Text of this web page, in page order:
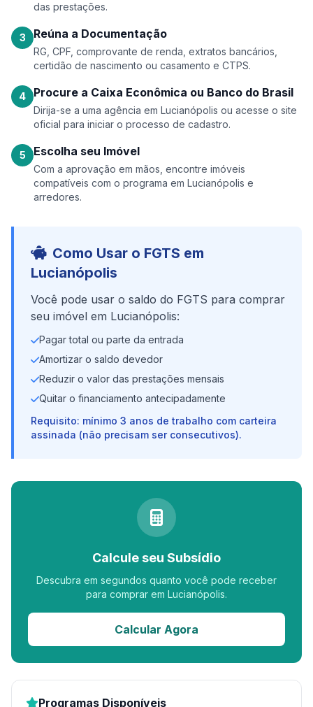
das prestações.
3 Reúna a Documentação
RG, CPF, comprovante de renda, extratos bancários,
certidão de nascimento ou casamento e CTPS.
4 Procure a Caixa Econômica ou Banco do Brasil
Dirija-se a uma agência em Lucianópolis ou acesse o site
oficial para iniciar o processo de cadastro.
5 Escolha seu Imóvel
Com a aprovação em mãos, encontre imóveis
compatíveis com o programa em Lucianópolis e
arredores.
Como Usar o FGTS em
Lucianópolis
Você pode usar o saldo do FGTS para comprar
seu imóvel em Lucianópolis:
Pagar total ou parte da entrada
Amortizar o saldo devedor
Reduzir o valor das prestações mensais
Quitar o financiamento antecipadamente
Requisito: mínimo 3 anos de trabalho com carteira
assinada (não precisam ser consecutivos).
Calcule seu Subsídio
Descubra em segundos quanto você pode receber
para comprar em Lucianópolis.
Calcular Agora
Programas Disponíveis